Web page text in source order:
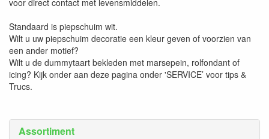
Assortiment
voor direct contact met levensmiddelen.
Standaard is piepschuim wit.
Wilt u uw piepschuim decoratie een kleur geven of voorzien van
een ander motief?
Wilt u de dummytaart bekleden met marsepein, rolfondant of
icing? Kijk onder aan deze pagina onder 'SERVICE’ voor tips &
Trucs.